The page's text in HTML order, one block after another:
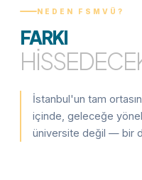
NEDEN FSMVÜ?
FARKI
İstanbul'un tam
içinde, geleceğe
üniversite değil — bir